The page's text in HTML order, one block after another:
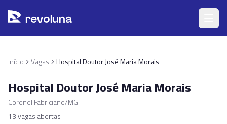
revoluna
Início Vagas Hospital Doutor José Maria Morais
Hospital Doutor José Maria Morais
Coronel Fabriciano/MG
13vagas abertas